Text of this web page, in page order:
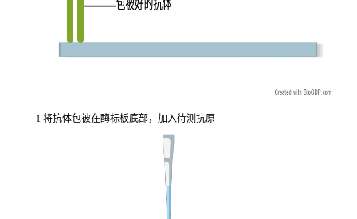
1 将抗体包被在酶标板底部，加入待测抗原